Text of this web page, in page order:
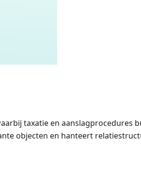
taxatie en aanslagprocedures
objecten en hanteert